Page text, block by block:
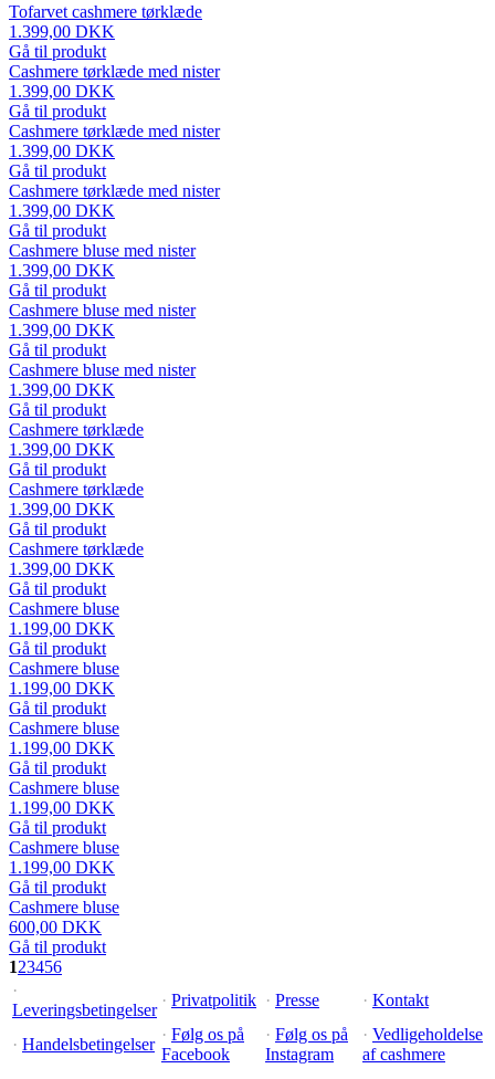
Tofarvet cashmere tørklæde
1.399,00 DKK
Gå til produkt
Cashmere tørklæde med nister
1.399,00 DKK
Gå til produkt
Cashmere tørklæde med nister
1.399,00 DKK
Gå til produkt
Cashmere tørklæde med nister
1.399,00 DKK
Gå til produkt
Cashmere bluse med nister
1.399,00 DKK
Gå til produkt
Cashmere bluse med nister
1.399,00 DKK
Gå til produkt
Cashmere bluse med nister
1.399,00 DKK
Gå til produkt
Cashmere tørklæde
1.399,00 DKK
Gå til produkt
Cashmere tørklæde
1.399,00 DKK
Gå til produkt
Cashmere tørklæde
1.399,00 DKK
Gå til produkt
Cashmere bluse
1.199,00 DKK
Gå til produkt
Cashmere bluse
1.199,00 DKK
Gå til produkt
Cashmere bluse
1.199,00 DKK
Gå til produkt
Cashmere bluse
1.199,00 DKK
Gå til produkt
Cashmere bluse
1.199,00 DKK
Gå til produkt
Cashmere bluse
600,00 DKK
Gå til produkt
123456
·
Leveringsbetingelser
· Privatpolitik · Presse · Kontakt
· Handelsbetingelser
· Følg os på
Facebook
· Følg os på
Instagram
· Vedligeholdelse
af cashmere